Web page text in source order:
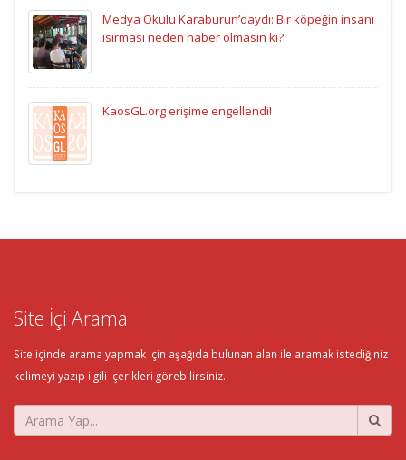
Medya Okulu Karaburun’daydı: Bir köpeğin insanı
ısırması neden haber olmasın ki?
KaosGL.org erişime engellendi!
Site İçi Arama
Site içinde arama yapmak için aşağıda bulunan alan ile aramak istediğiniz
kelimeyi yazıp ilgili içerikleri görebilirsiniz.